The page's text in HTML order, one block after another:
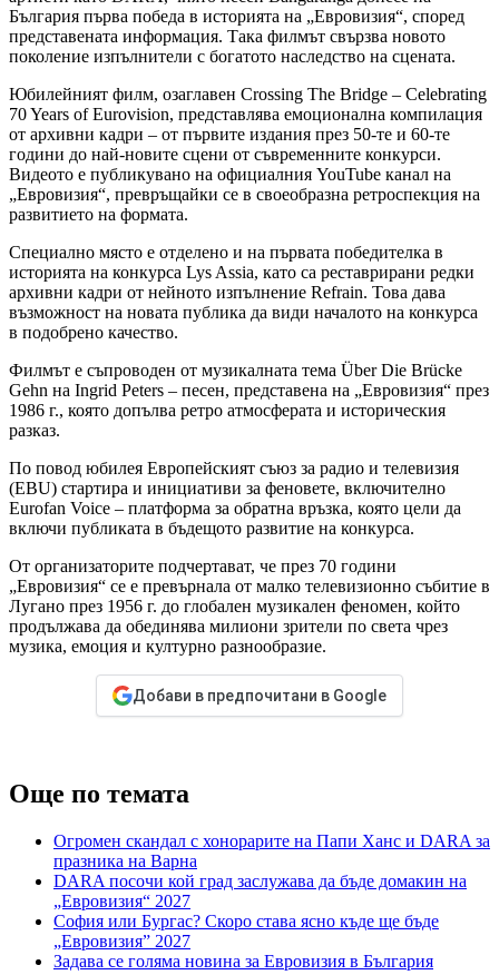
България първа победа в историята на „Евровизия“, според
представената информация. Така филмът свързва новото
поколение изпълнители с богатото наследство на сцената.
Юбилейният филм, озаглавен Crossing The Bridge – Celebrating
70 Years of Eurovision, представлява емоционална компилация
от архивни кадри – от първите издания през 50-те и 60-те
години до най-новите сцени от съвременните конкурси.
Видеото е публикувано на официалния YouTube канал на
„Евровизия“, превръщайки се в своеобразна ретроспекция на
развитието на формата.
Специално място е отделено и на първата победителка в
историята на конкурса Lys Assia, като са реставрирани редки
архивни кадри от нейното изпълнение Refrain. Това дава
възможност на новата публика да види началото на конкурса
в подобрено качество.
Филмът е съпроводен от музикалната тема Über Die Brücke
Gehn на Ingrid Peters – песен, представена на „Евровизия“ през
1986 г., която допълва ретро атмосферата и историческия
разказ.
По повод юбилея Европейският съюз за радио и телевизия
(EBU) стартира и инициативи за феновете, включително
Eurofan Voice – платформа за обратна връзка, която цели да
включи публиката в бъдещото развитие на конкурса.
От организаторите подчертават, че през 70 години
„Евровизия“ се е превърнала от малко телевизионно събитие в
Лугано през 1956 г. до глобален музикален феномен, който
продължава да обединява милиони зрители по света чрез
музика, емоция и културно разнообразие.
Добави в предпочитани в Google
Още по темата
Огромен скандал с хонорарите на Папи Ханс и DARA за
празника на Варна
DARA посочи кой град заслужава да бъде домакин на
„Евровизия“ 2027
София или Бургас? Скоро става ясно къде ще бъде
„Евровизия” 2027
Задава се голяма новина за Евровизия в България